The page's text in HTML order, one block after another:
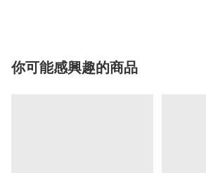
你可能感興趣的商品